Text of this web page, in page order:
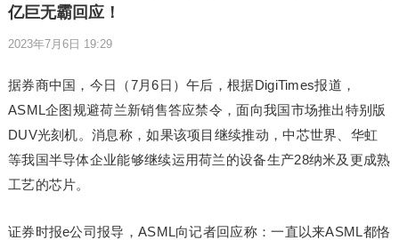
亿巨无霸回应！
2023年7月6日 19:29
据券商中国，今日（7月6日）午后，根据DigiTimes报道，
ASML企图规避荷兰新销售答应禁令，面向我国市场推出特别版
DUV光刻机。消息称，如果该项目继续推动，中芯世界、华虹
等我国半导体企业能够继续运用荷兰的设备生产28纳米及更成熟
工艺的芯片。
证券时报e公司报导，ASML向记者回应称：一直以来ASML都恪